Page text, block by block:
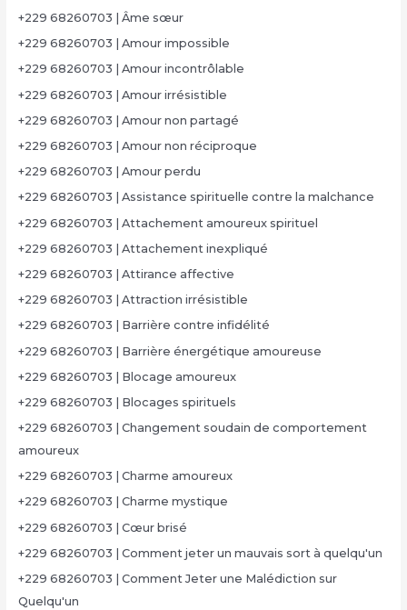
+229 68260703 | Âme sœur
+229 68260703 | Amour impossible
+229 68260703 | Amour incontrôlable
+229 68260703 | Amour irrésistible
+229 68260703 | Amour non partagé
+229 68260703 | Amour non réciproque
+229 68260703 | Amour perdu
+229 68260703 | Assistance spirituelle contre la malchance
+229 68260703 | Attachement amoureux spirituel
+229 68260703 | Attachement inexpliqué
+229 68260703 | Attirance affective
+229 68260703 | Attraction irrésistible
+229 68260703 | Barrière contre infidélité
+229 68260703 | Barrière énergétique amoureuse
+229 68260703 | Blocage amoureux
+229 68260703 | Blocages spirituels
+229 68260703 | Changement soudain de comportement
amoureux
+229 68260703 | Charme amoureux
+229 68260703 | Charme mystique
+229 68260703 | Cœur brisé
+229 68260703 | Comment jeter un mauvais sort à quelqu'un
+229 68260703 | Comment Jeter une Malédiction sur
Quelqu'un